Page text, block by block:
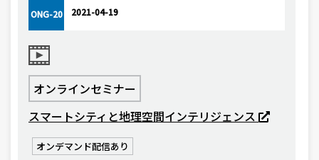
ONG-20 2021-04-19
オンラインセミナー
スマートシティと地理空間インテリジェンス
オンデマンド配信あり